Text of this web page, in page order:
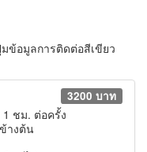
ข้อมูลการติดต่อสีเขียว
3200 บาท
ชม. ต่อครั้ง
างต้น